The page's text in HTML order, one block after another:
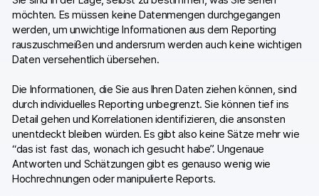
möchten. Es müssen keine Datenmengen durchgegangen
werden, um unwichtige Informationen aus dem Reporting
rauszuschmeißen und andersrum werden auch keine wichtigen
Daten versehentlich übersehen.
Die Informationen, die Sie aus Ihren Daten ziehen können, sind
durch individuelles Reporting unbegrenzt. Sie können tief ins
Detail gehen und Korrelationen identifizieren, die ansonsten
unentdeckt bleiben würden. Es gibt also keine Sätze mehr wie
“das ist fast das, wonach ich gesucht habe”. Ungenaue
Antworten und Schätzungen gibt es genauso wenig wie
Hochrechnungen oder manipulierte Reports.